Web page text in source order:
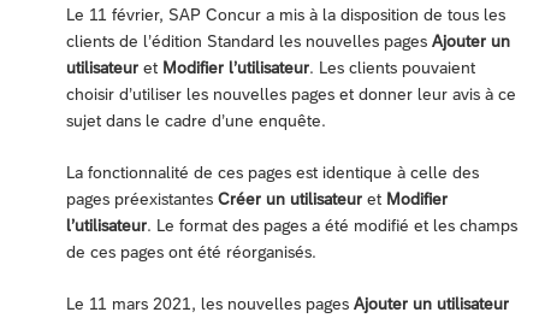
Le 11 février, SAP Concur a mis à la disposition de tous les
clients de l’édition Standard les nouvelles pages Ajouter un
utilisateur et Modifier l’utilisateur. Les clients pouvaient
choisir d’utiliser les nouvelles pages et donner leur avis à ce
sujet dans le cadre d’une enquête.
La fonctionnalité de ces pages est identique à celle des
pages préexistantes Créer un utilisateur et Modifier
l’utilisateur. Le format des pages a été modifié et les champs
de ces pages ont été réorganisés.
Le 11 mars 2021, les nouvelles pages Ajouter un utilisateur